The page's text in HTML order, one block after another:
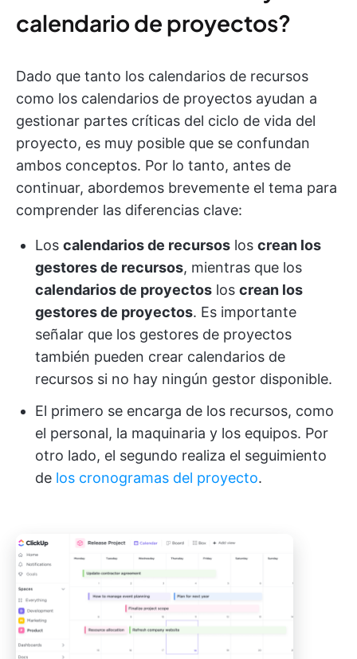
calendario de proyectos?
Dado que tanto los calendarios de recursos
como los calendarios de proyectos ayudan a
gestionar partes críticas del ciclo de vida del
proyecto, es muy posible que se confundan
ambos conceptos. Por lo tanto, antes de
continuar, abordemos brevemente el tema para
comprender las diferencias clave:
Los calendarios de recursos los crean los
gestores de recursos, mientras que los
calendarios de proyectos los crean los
gestores de proyectos. Es importante
señalar que los gestores de proyectos
también pueden crear calendarios de
recursos si no hay ningún gestor disponible.
El primero se encarga de los recursos, como
el personal, la maquinaria y los equipos. Por
otro lado, el segundo realiza el seguimiento
de los cronogramas del proyecto.